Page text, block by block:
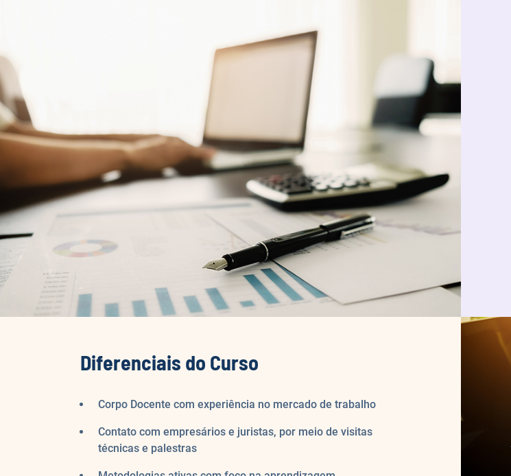
Diferenciais do Curso
Corpo Docente com experiência no mercado de trabalho
Contato com empresários e juristas, por meio de visitas
técnicas e palestras